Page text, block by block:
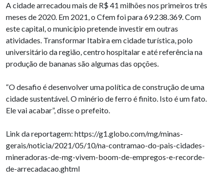
A cidade arrecadou mais de R$ 41 milhões nos primeiros três
meses de 2020. Em 2021, o Cfem foi para 69.238.369. Com
este capital, o município pretende investir em outras
atividades. Transformar Itabira em cidade turística, polo
universitário da região, centro hospitalar e até referência na
produção de bananas são algumas das opções.
“O desafio é desenvolver uma política de construção de uma
cidade sustentável. O minério de ferro é finito. Isto é um fato.
Ele vai acabar”, disse o prefeito.
Link da reportagem: https://g1.globo.com/mg/minas-
gerais/noticia/2021/05/10/na-contramao-do-pais-cidades-
mineradoras-de-mg-vivem-boom-de-empregos-e-recorde-
de-arrecadacao.ghtml